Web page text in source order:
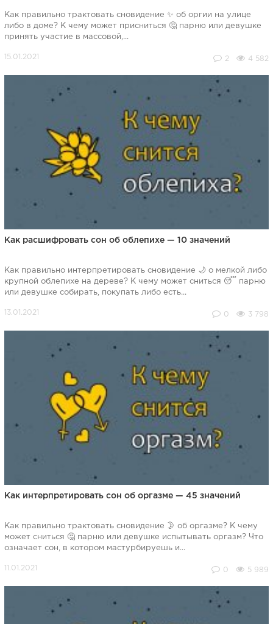
Как правильно трактовать сновидение ✨ об оргии на улице
либо в доме? К чему может присниться 🤔 парню или девушке
принять участие в массовой,...
2 4 582
Как расшифровать сон об облепихе — 10 значений
Как правильно интерпретировать сновидение 🌙 о мелкой либо
крупной облепихе на дереве? К чему может сниться 😴 парню
или девушке собирать, покупать либо есть...
0 3 798
Как интерпретировать сон об оргазме — 45 значений
Как правильно трактовать сновидение 🌛 об оргазме? К чему
может сниться 🤔 парню или девушке испытывать оргазм? Что
означает сон, в котором мастурбируешь и...
0 5 989